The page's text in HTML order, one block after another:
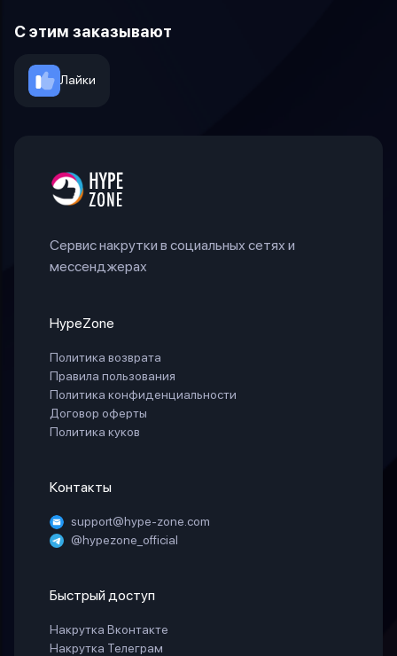
С этим заказывают
Лайки
Сервис накрутки в социальных сетях и
мессенджерах
HypeZone
Политика возврата
Правила пользования
Политика конфиденциальности
Договор оферты
Политика куков
Контакты
support@hype-zone.com
@hypezone_official
Быстрый доступ
Накрутка Вконтакте
Накрутка Телеграм